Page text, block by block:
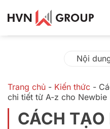
qua
nội
dung
Nội
Trang chủ - Kiến thức -
chi tiết từ A-z cho Newbie
CÁCH TẠO